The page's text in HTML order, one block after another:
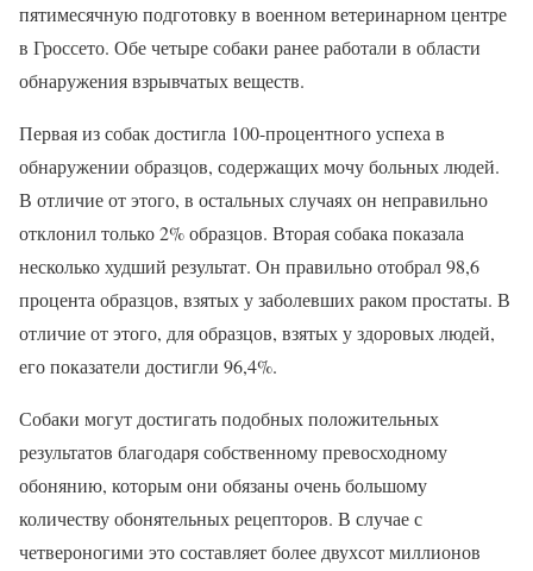
пятимесячную подготовку в военном ветеринарном центре
в Гроссето. Обе четыре собаки ранее работали в области
обнаружения взрывчатых веществ.
Первая из собак достигла 100-процентного успеха в
обнаружении образцов, содержащих мочу больных людей.
В отличие от этого, в остальных случаях он неправильно
отклонил только 2% образцов. Вторая собака показала
несколько худший результат. Он правильно отобрал 98,6
процента образцов, взятых у заболевших раком простаты. В
отличие от этого, для образцов, взятых у здоровых людей,
его показатели достигли 96,4%.
Собаки могут достигать подобных положительных
результатов благодаря собственному превосходному
обонянию, которым они обязаны очень большому
количеству обонятельных рецепторов. В случае с
четвероногими это составляет более двухсот миллионов